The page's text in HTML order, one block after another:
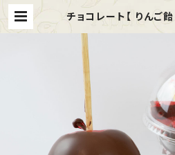
チョコレート【 りんご
門店 JewelCandy（